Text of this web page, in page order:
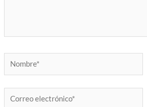
electrónico*